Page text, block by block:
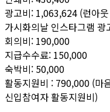
광고비: 1,063,624 (런아
가시화의날 인스타그램 광
회의비: 190,000
지급수수료: 150,000
숙박비: 50,000
활동지원비 : 790,000 (마
신입참여자 활동지원비)